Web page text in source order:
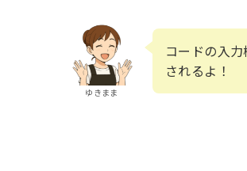
ゆきまま
コードの入
されるよ！